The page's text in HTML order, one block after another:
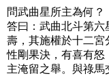
問武曲星所主為何？
答曰：武曲北斗第六
壽，其施權於十二宮
性剛果決，有喜有怒
主淹留之舉。與祿